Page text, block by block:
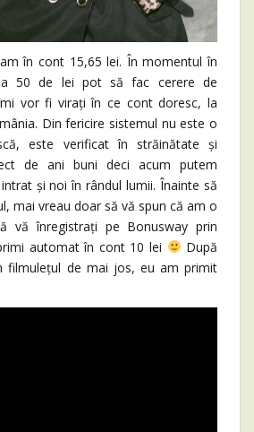
cont 15,65 lei. În momentul în
50 de lei pot să fac cerere de
vor fi virați în ce cont doresc, la
Din fericire sistemul nu este o
este verificat în străinătate și
de ani buni deci acum putem
și noi în rândul lumii. Înainte să
mai vreau doar să vă spun că am o
vă înregistrați pe Bonusway prin
automat în cont 10 lei
După
filmulețul de mai jos, eu am primit